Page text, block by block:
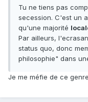
Tu ne tiens pas
secession. C'est un
qu'une majorité
Par ailleurs,
status quo, donc
philosophie" dans
Je me méfie de ce